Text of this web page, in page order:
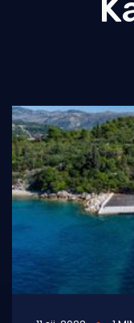
Otoci
Turizam i nautika
Pomorstvo
Ribolov
Ekologija
Tradicija i kultura